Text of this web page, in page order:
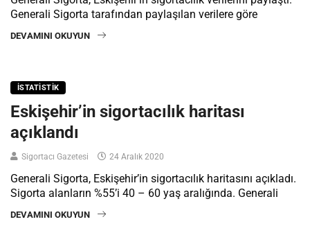
Generali Sigorta tarafından paylaşılan verilere göre
DEVAMINI OKUYUN
İSTATISTIK
Eskişehir’in sigortacılık haritası
açıklandı
Sigortacı Gazetesi 24 Aralık 2020
Generali Sigorta, Eskişehir’in sigortacılık haritasını açıkladı.
Sigorta alanların %55’i 40 – 60 yaş aralığında. Generali
DEVAMINI OKUYUN